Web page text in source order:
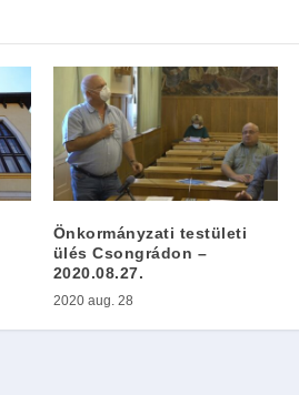
Önkormányzati testületi
ülés Csongrádon –
2020.08.27.
2020 aug. 28